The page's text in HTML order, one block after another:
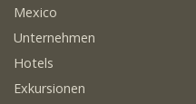
Mexico
Unternehmen
Hotels
Exkursionen